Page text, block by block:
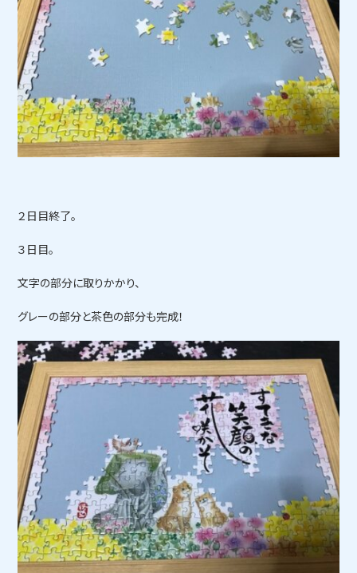
２日目終了。
３日目。
文字の部分に取りかかり、
グレーの部分と茶色の部分も完成！